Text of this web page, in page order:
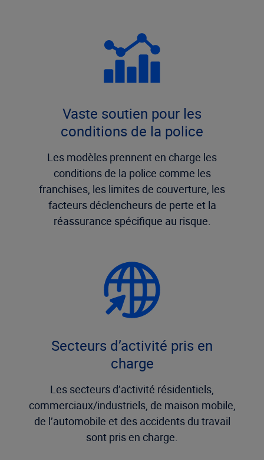
Vaste soutien pour les
conditions de la police
Les modèles prennent en charge les
conditions de la police comme les
franchises, les limites de couverture, les
facteurs déclencheurs de perte et la
réassurance spécifique au risque.
Secteurs d’activité pris en
charge
Les secteurs d’activité résidentiels,
commerciaux/industriels, de maison mobile,
de l’automobile et des accidents du travail
sont pris en charge.